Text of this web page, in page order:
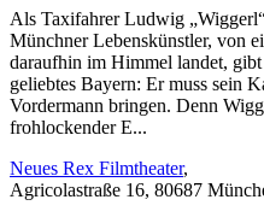
Als Taxifahrer Ludwig
Münchner Lebenskünstler, von
daraufhin im Himmel landet,
geliebtes Bayern: Er muss sein
Vordermann bringen. Denn
frohlockender E...
Neues Rex Filmtheater,
Agricolastraße 16, 80687